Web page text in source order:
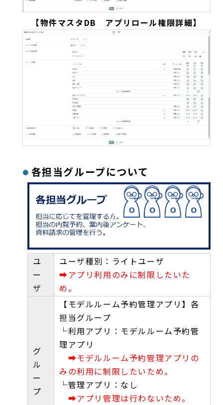
【物件マスタDB アプリロール権限詳細】
各担当グループについて
ユ
ー
ザ
ユーザ種別：ライトユーザ
➡アプリ利用のみに制限したいた
め。
グ
ル
ー
プ
【モデルルーム予約管理アプリ】各
担当グループ
└利用アプリ：モデルルーム予約管
理アプリ
➡モデルルーム予約管理アプリの
みの利用に制限したいため。
└管理アプリ：なし
➡アプリ管理は行わないため。